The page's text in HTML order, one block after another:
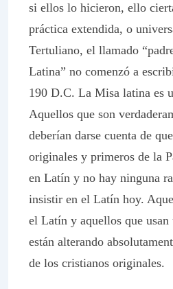
si ellos lo hicieron, ello
práctica extendida, o
Tertuliano, el llamado
Latina” no comenzó a
190 D.C. La Misa latina es
Aquellos que son
deberían darse cuenta de
originales y primeros de la
en Latín y no hay ninguna
insistir en el Latín hoy.
el Latín y aquellos que usan
están alterando
de los cristianos originales.